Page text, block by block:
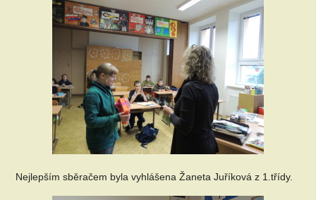
Nejlepším sběračem byla vyhlášena Žaneta Juříková z 1.třídy.